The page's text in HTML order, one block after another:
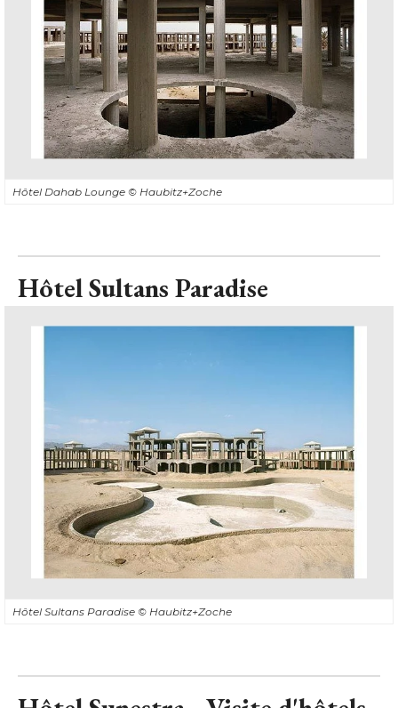
Hôtel Dahab Lounge © Haubitz+Zoche
Hôtel Sultans Paradise
Hôtel Sultans Paradise © Haubitz+Zoche